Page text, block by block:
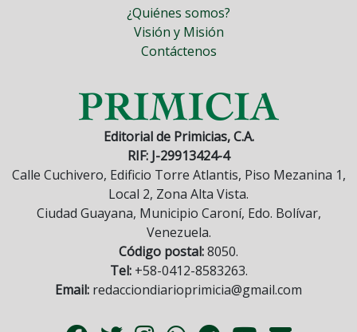
¿Quiénes somos?
Visión y Misión
Contáctenos
Editorial de Primicias, C.A.
RIF: J-29913424-4
Calle Cuchivero, Edificio Torre Atlantis, Piso Mezanina 1,
Local 2, Zona Alta Vista.
Ciudad Guayana, Municipio Caroní, Edo. Bolívar,
Venezuela.
Código postal:8050.
Tel:+58-0412-8583263.
Email: redacciondiarioprimicia@gmail.com